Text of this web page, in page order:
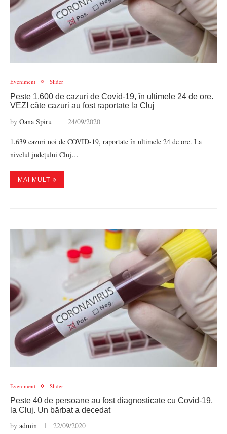
Eveniment Slider
Peste 1.600 de cazuri de Covid-19, în ultimele 24 de ore.
VEZI câte cazuri au fost raportate la Cluj
by Oana Spiru 24/09/2020
1.639 cazuri noi de COVID-19, raportate în ultimele 24 de ore. La
nivelul județului Cluj…
MAI MULT
Eveniment Slider
Peste 40 de persoane au fost diagnosticate cu Covid-19,
la Cluj. Un bărbat a decedat
by admin 22/09/2020